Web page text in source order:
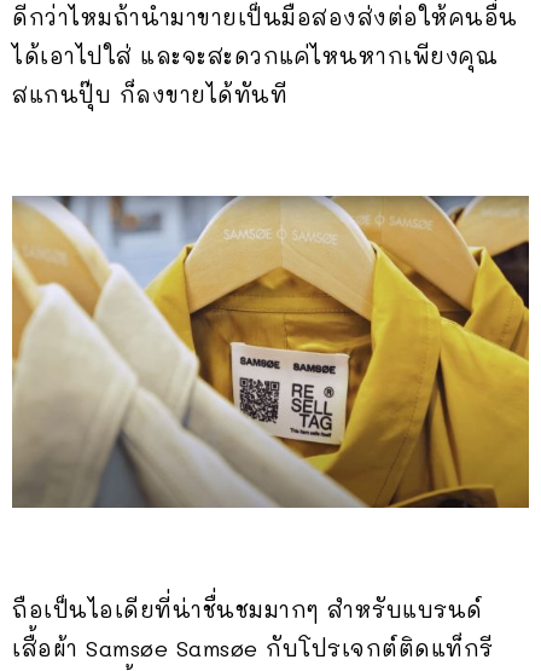
ดีกว่าไหมถ้านำมาขายเป็นมือสองส่งต่อให้คนอื่น
ได้เอาไปใส่ และจะสะดวกแค่ไหนหากเพียงคุณ
สแกนปุ๊บ ก็ลงขายได้ทันที
ถือเป็นไอเดียที่น่าชื่นชมมากๆ สำหรับแบรนด์
เสื้อผ้า Samsøe Samsøe กับโปรเจกต์ติดแท็กรี